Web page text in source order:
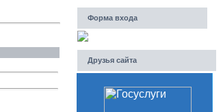
Форма входа
Друзья сайта